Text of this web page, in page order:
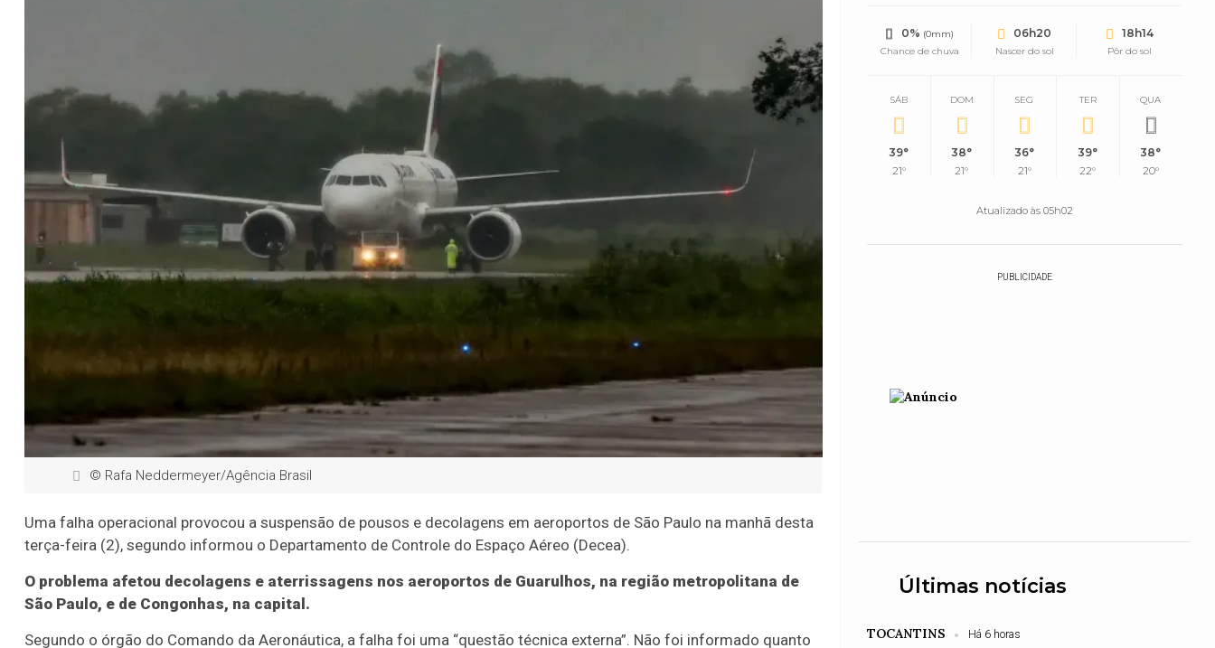
© Rafa Neddermeyer/Agência Brasil
Uma falha operacional provocou a suspensão de pousos e decolagens em aeroportos de São Paulo na manhã desta
terça-feira (2), segundo informou o Departamento de Controle do Espaço Aéreo (Decea).
O problema afetou decolagens e aterrissagens nos aeroportos de Guarulhos, na região metropolitana de
São Paulo, e de Congonhas, na capital.
Segundo o órgão do Comando da Aeronáutica, a falha foi uma “questão técnica externa”. Não foi informado quanto
0% (0mm)
Chance de chuva
06h20
Nascer do sol
18h14
Pôr do sol
SÁB
39°
21°
DOM
38°
21°
SEG
36°
21°
TER
39°
22°
QUA
38°
20°
Atualizado às 05h02
PUBLICIDADE
Últimas notícias
TOCANTINS Há 6 horas